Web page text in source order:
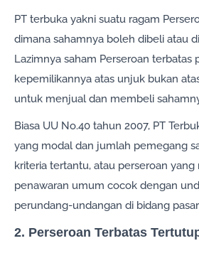
PT terbuka yakni suatu ragam
dimana sahamnya boleh dibeli atau
Lazimnya saham Perseroan terbatas
kepemilikannya atas unjuk bukan
untuk menjual dan membeli
Biasa UU No.40 tahun 2007, PT
yang modal dan jumlah pemegang
kriteria tertantu, atau perseroan yang
penawaran umum cocok dengan
perundang-undangan di bidang
2. Perseroan Terbatas